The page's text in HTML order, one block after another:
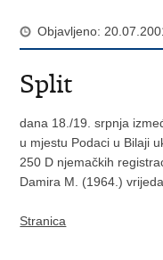
Objavljeno:
Split
dana 18./19. srpnja
u mjestu Podaci u Bilaji
250 D njemačkih
Damira M. (1964.)
Stranica